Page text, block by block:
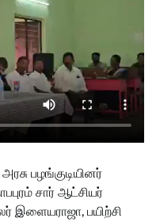
பழங்குடியினர்
சார் ஆட்சியர்
இளையராஜா, பயிற்சி